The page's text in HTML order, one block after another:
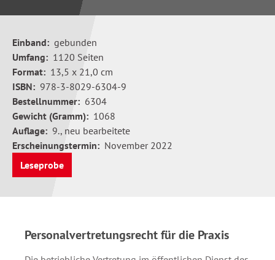
Einband: gebunden
Umfang: 1120 Seiten
Format: 13,5 x 21,0 cm
ISBN: 978-3-8029-6304-9
Bestellnummer: 6304
Gewicht (Gramm): 1068
Auflage: 9., neu bearbeitete
Erscheinungstermin: November 2022
Leseprobe
Personalvertretungsrecht für die Praxis